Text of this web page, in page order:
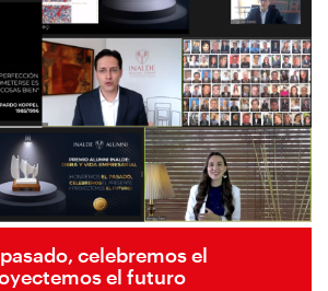
celebremos el
el futuro